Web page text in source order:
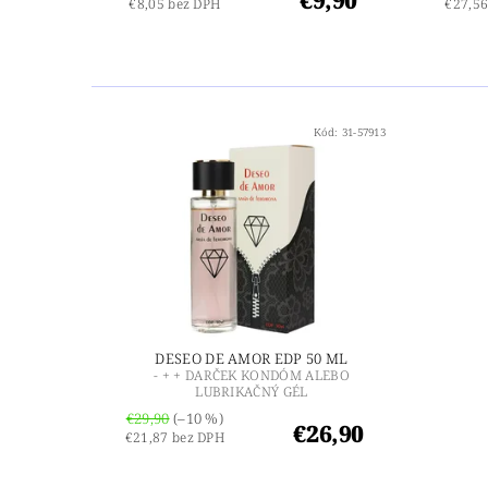
Kód: 31-57913
DESEO DE AMOR EDP 50 ML
- + + DARČEK KONDÓM ALEBO
LUBRIKAČNÝ GÉL
€29,90(–10 %)
€21,87 bez DPH €26,90